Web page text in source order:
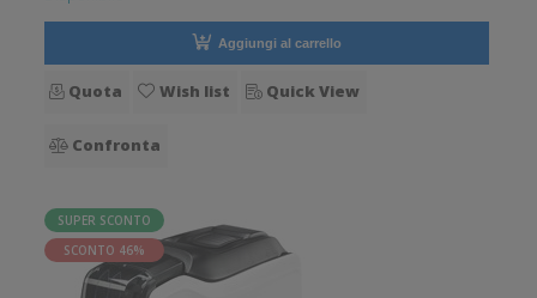
Aggiungi al carrello
Quota Wish list Quick View
Confronta
SUPER SCONTO
SCONTO 46%